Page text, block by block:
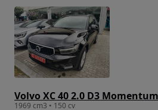
Volvo XC 40 2.0 D3
1969 cm3 • 150 cv